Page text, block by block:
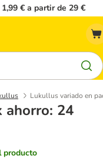
€ a partir de 29 €
Lukullus variado en
ahorro: 24
producto